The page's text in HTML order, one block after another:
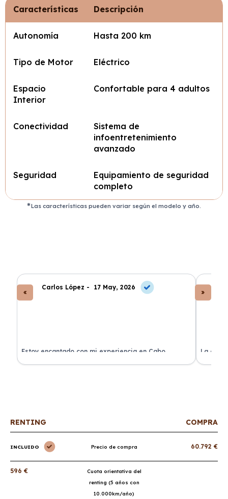
Características Descripción
Autonomía Hasta 200 km
Tipo de Motor Eléctrico
Espacio
Interior
Confortable para 4 adultos
Conectividad
Sistema de
infoentretenimiento
avanzado
Seguridad
Equipamiento de seguridad
completo
Las características pueden variar según el modelo y año.
Carlos López - 17 May, 2026
Estoy encantado con mi experiencia en Cabo
Renting. El coche llegó en perfectas condiciones y sin
La
de
RENTING COMPRA
INCLUIDO Precio de compra 60.792 €
596 €
Cuota orientativa del
renting (5 años con
10.000km/año)